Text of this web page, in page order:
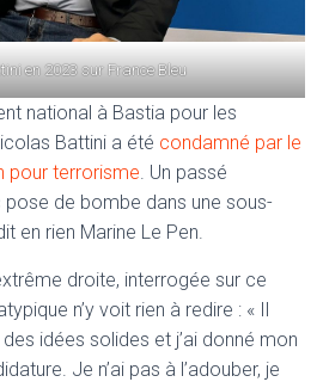
en 2023 sur France Bleu
national à Bastia pour les
Battini a été condamné par le
pour terrorisme. Un passé
de bombe dans une sous-
en rien Marine Le Pen.
droite, interrogée sur ce
n’y voit rien à redire : « Il
idées solides et j’ai donné mon
Je n’ai pas à l’adouber, je